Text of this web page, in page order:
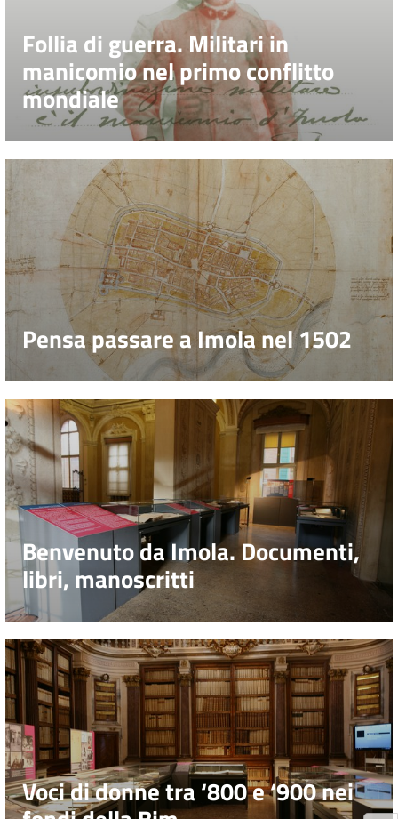
Follia di guerra. Militari in
manicomio nel primo conflitto
mondiale
Pensa passare a Imola nel 1502
Benvenuto da Imola. Documenti,
libri, manoscritti
Voci di donne tra ‘800 e ‘900 nei